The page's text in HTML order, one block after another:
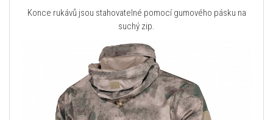
Konce rukávů jsou stahovatelné pomocí gumového pásku na
suchý zip.